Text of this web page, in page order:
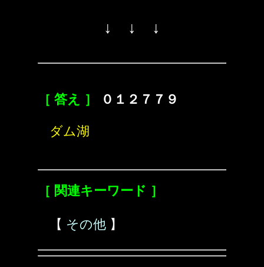
↓ ↓ ↓
［ 答え ］ ０１２７７９
ダム湖
［ 関連キーワード ］
【 その他 】